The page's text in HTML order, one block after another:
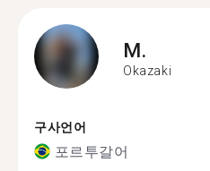
M.
Okazaki
구사언어
포르투갈어